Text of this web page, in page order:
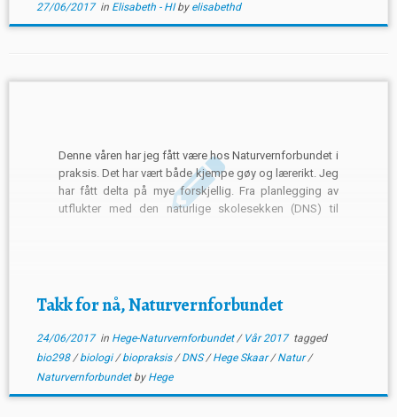
27/06/2017in Elisabeth - HIby elisabethd
Denne våren har jeg fått være hos Naturvernforbundet i
praksis. Det har vært både kjempe gøy og lærerikt. Jeg
har fått delta på mye forskjellig. Fra planlegging av
utflukter med den naturlige skolesekken (DNS) til
Takk for nå, Naturvernforbundet
24/06/2017in Hege-Naturvernforbundet/ Vår 2017 tagged
bio298/biologi/biopraksis/DNS/Hege Skaar/Natur/
Naturvernforbundet by Hege